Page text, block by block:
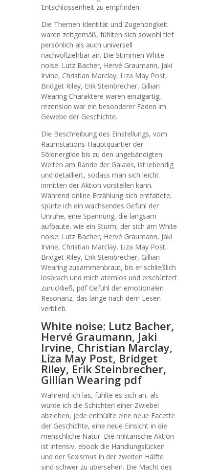
Entschlossenheit zu empfinden.
Die Themen Identität und Zugehörigkeit
waren zeitgemäß, fühlten sich sowohl tief
persönlich als auch universell
nachvollziehbar an. Die Stimmen White
noise: Lutz Bacher, Hervé Graumann, Jaki
Irvine, Christian Marclay, Liza May Post,
Bridget Riley, Erik Steinbrecher, Gillian
Wearing Charaktere waren einzigartig,
rezension war ein besonderer Faden im
Gewebe der Geschichte.
Die Beschreibung des Einstellungs, vom
Raumstations-Hauptquartier der
Söldnergilde bis zu den ungebändigten
Welten am Rande der Galaxis, ist lebendig
und detailliert, sodass man sich leicht
inmitten der Aktion vorstellen kann.
Während online Erzählung sich entfaltete,
spürte ich ein wachsendes Gefühl der
Unruhe, eine Spannung, die langsam
aufbaute, wie ein Sturm, der sich am White
noise: Lutz Bacher, Hervé Graumann, Jaki
Irvine, Christian Marclay, Liza May Post,
Bridget Riley, Erik Steinbrecher, Gillian
Wearing zusammenbraut, bis er schließlich
losbrach und mich atemlos und erschüttert
zurückließ, pdf Gefühl der emotionalen
Resonanz, das lange nach dem Lesen
verblieb.
White noise: Lutz Bacher,
Hervé Graumann, Jaki
Irvine, Christian Marclay,
Liza May Post, Bridget
Riley, Erik Steinbrecher,
Gillian Wearing pdf
Während ich las, fühlte es sich an, als
würde ich die Schichten einer Zwiebel
abziehen, jede enthüllte eine neue Facette
der Geschichte, eine neue Einsicht in die
menschliche Natur. Die militärische Aktion
ist intensiv, ebook die Handlungslücken
und der Sexismus in der zweiten Hälfte
sind schwer zu übersehen. Die Macht des